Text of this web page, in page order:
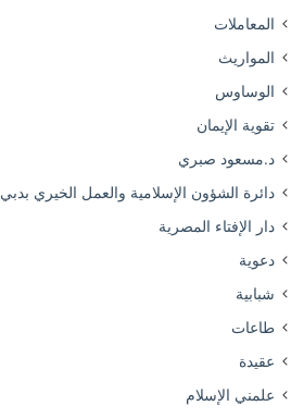
المعاملات
المواريث
الوساوس
تقوية الإيمان
د.مسعود صبري
دائرة الشؤون الإسلامية والعمل الخيري بدبي
دار الإفتاء المصرية
دعوية
شبابية
طاعات
عقيدة
علمني الإسلام